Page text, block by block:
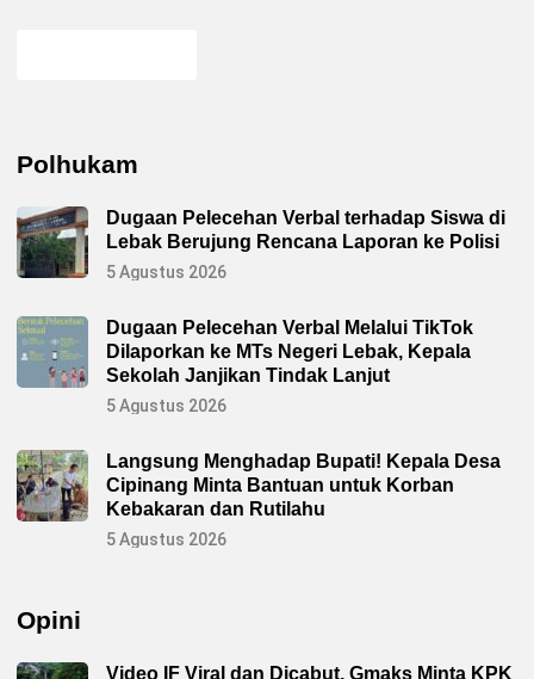
Polhukam
Dugaan Pelecehan Verbal terhadap Siswa di
Lebak Berujung Rencana Laporan ke Polisi
5 Agustus 2026
Dugaan Pelecehan Verbal Melalui TikTok
Dilaporkan ke MTs Negeri Lebak, Kepala
Sekolah Janjikan Tindak Lanjut
5 Agustus 2026
Langsung Menghadap Bupati! Kepala Desa
Cipinang Minta Bantuan untuk Korban
Kebakaran dan Rutilahu
5 Agustus 2026
Opini
Video IF Viral dan Dicabut, Gmaks Minta KPK